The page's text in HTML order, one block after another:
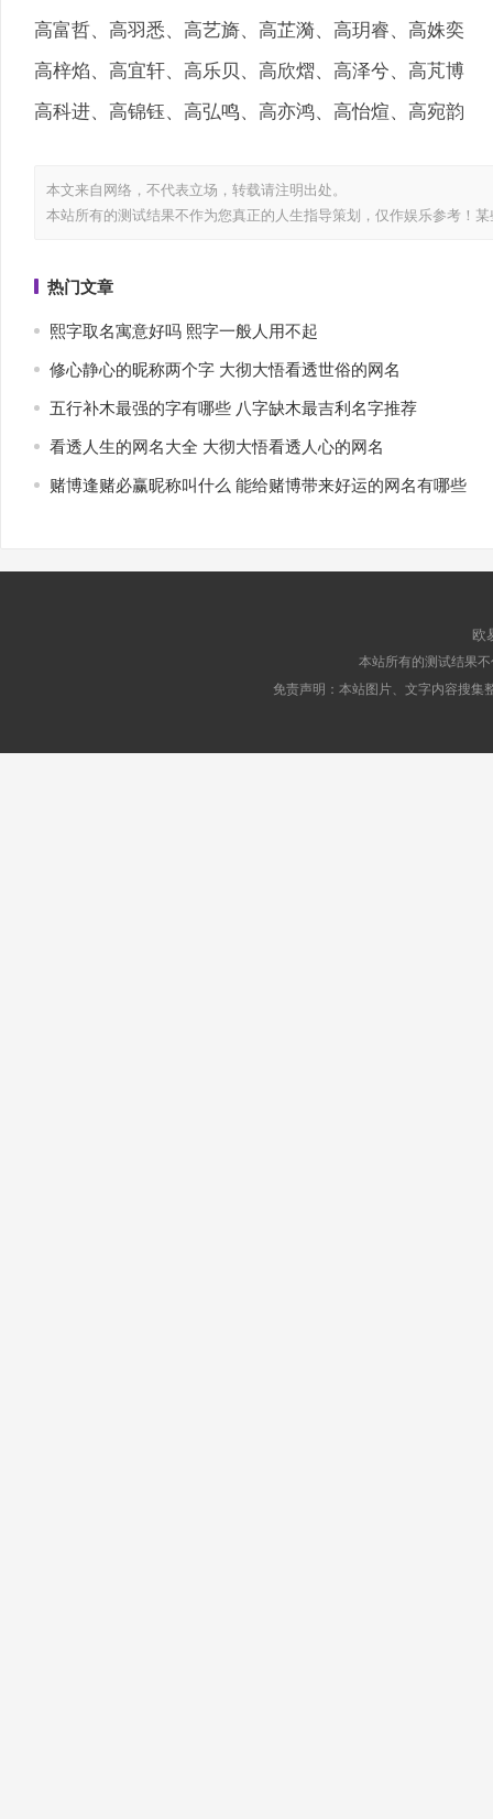
高富哲、高羽悉、高艺旖、高芷漪、高玥睿、高姝奕
高梓焰、高宜轩、高乐贝、高欣熠、高泽兮、高芃博
高科进、高锦钰、高弘鸣、高亦鸿、高怡煊、高宛韵
本文来自网络，不代表立场，转载请注明出处。
本站所有的测试结果不作为您真正的人生指导策划，仅作娱乐参考！
热门文章
熙字取名寓意好吗 熙字一般人用不起
修心静心的昵称两个字 大彻大悟看透世俗的网名
五行补木最强的字有哪些 八字缺木最吉利名字推荐
看透人生的网名大全 大彻大悟看透人心的网名
赌博逢赌必赢昵称叫什么 能给赌博带来好运的网名有哪些
欧
本站所有的测试结果
免责声明：本站图片、文字内容搜集